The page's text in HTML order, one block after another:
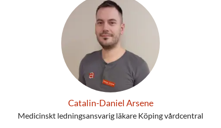
Catalin-Daniel Arsene
Medicinskt ledningsansvarig läkare Köping vårdcentral